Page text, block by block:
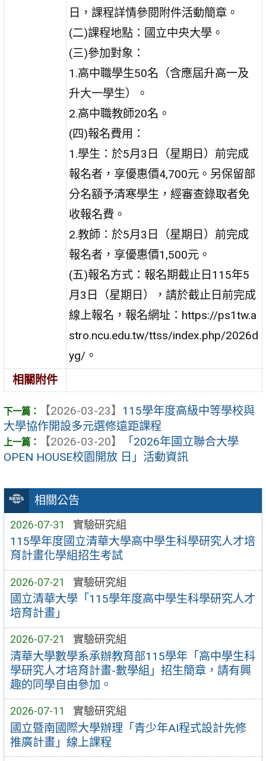
相關公告
2026-07-31 實驗研究組
115學年度國立清華大學高中學生科學研究人才培
育計畫化學組招生考試
2026-07-21 實驗研究組
國立清華大學「115學年度高中學生科學研究人才
培育計畫」
2026-07-21 實驗研究組
清華大學數學系承辦教育部115學年「高中學生科
學研究人才培育計畫-數學組」招生簡章，請有興
趣的同學自由參加。
2026-07-11 實驗研究組
國立暨南國際大學辦理「青少年AI程式設計先修
推廣計畫」線上課程
日，課程詳情參閱附件活動簡章。
(二)課程地點：國立中央大學。
(三)參加對象：
1.高中職學生50名（含應屆升高一及
升大一學生）。
2.高中職教師20名。
(四)報名費用：
1.學生：於5月3日（星期日）前完成
報名者，享優惠價4,700元。另保留部
分名額予清寒學生，經審查錄取者免
收報名費。
2.教師：於5月3日（星期日）前完成
報名者，享優惠價1,500元。
(五)報名方式：報名期截止日115年5
月3日（星期日），請於截止日前完成
線上報名，報名網址：https://ps1tw.a
stro.ncu.edu.tw/ttss/index.php/2026d
yg/。
相關附件
【2026-03-23】 115學年度高級中等學校與
大學協作開設多元選修遠距課程
【2026-03-20】
「2026年國立聯合大學
OPEN HOUSE校園開放 日」活動資訊